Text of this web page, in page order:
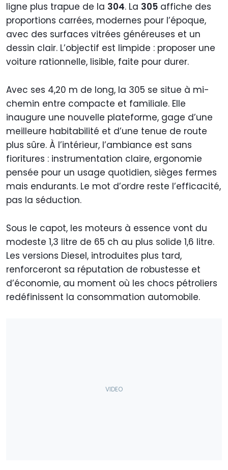
ligne plus trapue de la 304. La 305 affiche des
proportions carrées, modernes pour l’époque,
avec des surfaces vitrées généreuses et un
dessin clair. L’objectif est limpide : proposer une
voiture rationnelle, lisible, faite pour durer.
Avec ses 4,20 m de long, la 305 se situe à mi-
chemin entre compacte et familiale. Elle
inaugure une nouvelle plateforme, gage d’une
meilleure habitabilité et d’une tenue de route
plus sûre. À l’intérieur, l’ambiance est sans
fioritures : instrumentation claire, ergonomie
pensée pour un usage quotidien, sièges fermes
mais endurants. Le mot d’ordre reste l’efficacité,
pas la séduction.
Sous le capot, les moteurs à essence vont du
modeste 1,3 litre de 65 ch au plus solide 1,6 litre.
Les versions Diesel, introduites plus tard,
renforceront sa réputation de robustesse et
d’économie, au moment où les chocs pétroliers
redéfinissent la consommation automobile.